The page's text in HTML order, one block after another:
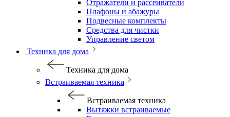
Отражатели и рассеиватели
Плафоны и абажуры
Подвесные комплекты
Средства для чистки
Управление светом
Техника для дома
Техника для дома
Встраиваемая техника
Встраиваемая техника
Вытяжки встраиваемые